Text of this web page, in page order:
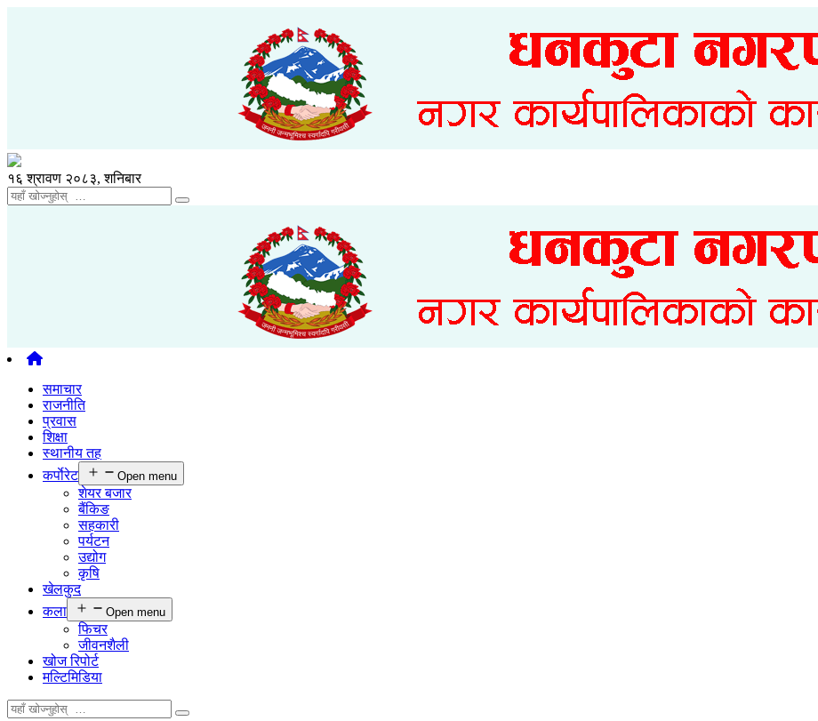
१६ श्रावण २०८३, शनिबार
समाचार
राजनीति
प्रवास
शिक्षा
स्थानीय तह
कर्पाेरेट
Open menu
शेयर बजार
बैंकिङ
सहकारी
पर्यटन
उद्योग
कृषि
खेलकुद
कला
Open menu
फिचर
जीवनशैली
खोज रिपोर्ट
मल्टिमिडिया